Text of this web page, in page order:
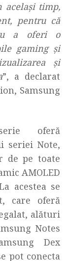
același timp,
pentru că
a oferi o
gaming și
și
”, a declarat
Samsung
oferă
seriei Note,
de pe toate
AMOLED
acestea se
care oferă
alături
Notes
Dex
pot conecta